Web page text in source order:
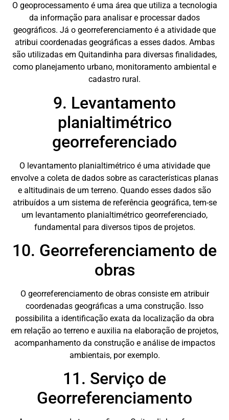
O geoprocessamento é uma área que utiliza a tecnologia
da informação para analisar e processar dados
geográficos. Já o georreferenciamento é a atividade que
atribui coordenadas geográficas a esses dados. Ambas
são utilizadas em Quitandinha para diversas finalidades,
como planejamento urbano, monitoramento ambiental e
cadastro rural.
9. Levantamento
planialtimétrico
georreferenciado
O levantamento planialtimétrico é uma atividade que
envolve a coleta de dados sobre as características planas
e altitudinais de um terreno. Quando esses dados são
atribuídos a um sistema de referência geográfica, tem-se
um levantamento planialtimétrico georreferenciado,
fundamental para diversos tipos de projetos.
10. Georreferenciamento de
obras
O georreferenciamento de obras consiste em atribuir
coordenadas geográficas a uma construção. Isso
possibilita a identificação exata da localização da obra
em relação ao terreno e auxilia na elaboração de projetos,
acompanhamento da construção e análise de impactos
ambientais, por exemplo.
11. Serviço de
Georreferenciamento